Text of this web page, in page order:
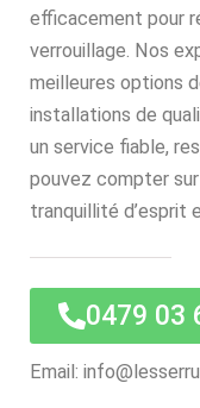
efficacement pour
verrouillage. Nos
meilleures options
installations de
un service fiable,
pouvez compter
tranquillité d’esprit
0479 03
Email: